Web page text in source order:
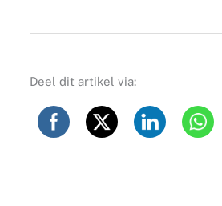
Deel dit artikel via: